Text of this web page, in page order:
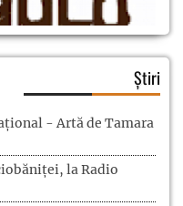
Știri
- Artă de Tamara
la Radio